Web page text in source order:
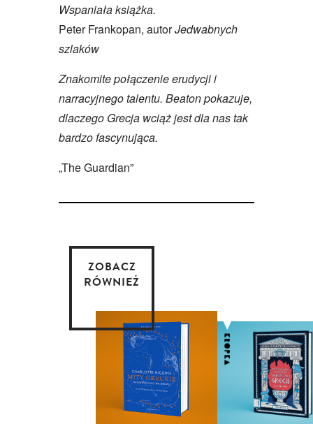
Wspaniała książka.
Peter Frankopan, autorJedwabnych
szlaków
Znakomite połączenie erudycji i
narracyjnego talentu. Beaton pokazuje,
dlaczego Grecja wciąż jest dla nas tak
bardzo fascynująca.
„The Guardian”
ZOBACZ
RÓWNIEŻ